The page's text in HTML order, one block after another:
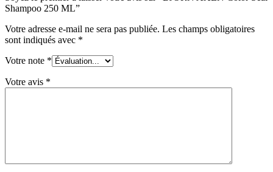
Shampoo 250 ML”
Votre adresse e-mail ne sera pas publiée. Les champs obligatoires
sont indiqués avec *
Votre note *
Votre avis *